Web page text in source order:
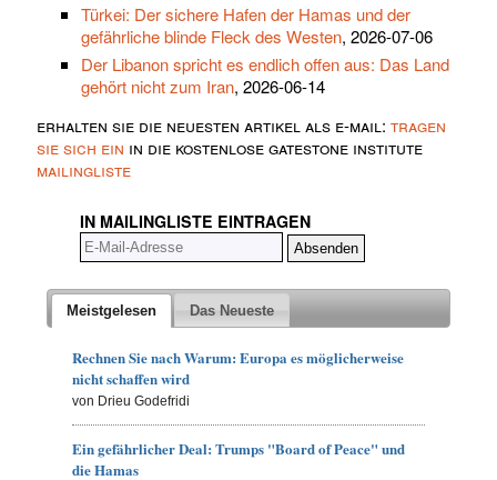
Türkei: Der sichere Hafen der Hamas und der
gefährliche blinde Fleck des Westen, 2026-07-06
Der Libanon spricht es endlich offen aus: Das Land
gehört nicht zum Iran, 2026-06-14
erhalten sie die neuesten artikel als e-mail: tragen
sie sich ein in die kostenlose gatestone institute
mailingliste
IN MAILINGLISTE EINTRAGEN
Meistgelesen Das Neueste
Rechnen Sie nach Warum: Europa es möglicherweise
nicht schaffen wird
von Drieu Godefridi
Ein gefährlicher Deal: Trumps "Board of Peace" und
die Hamas